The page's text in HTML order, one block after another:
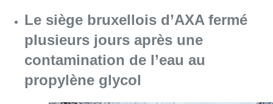
Le siège bruxellois d’AXA fermé
plusieurs jours après une
contamination de l’eau au
propylène glycol